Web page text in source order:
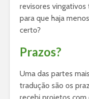
revisores
para que haja
certo?
Prazos?
Uma das partes
tradução são os